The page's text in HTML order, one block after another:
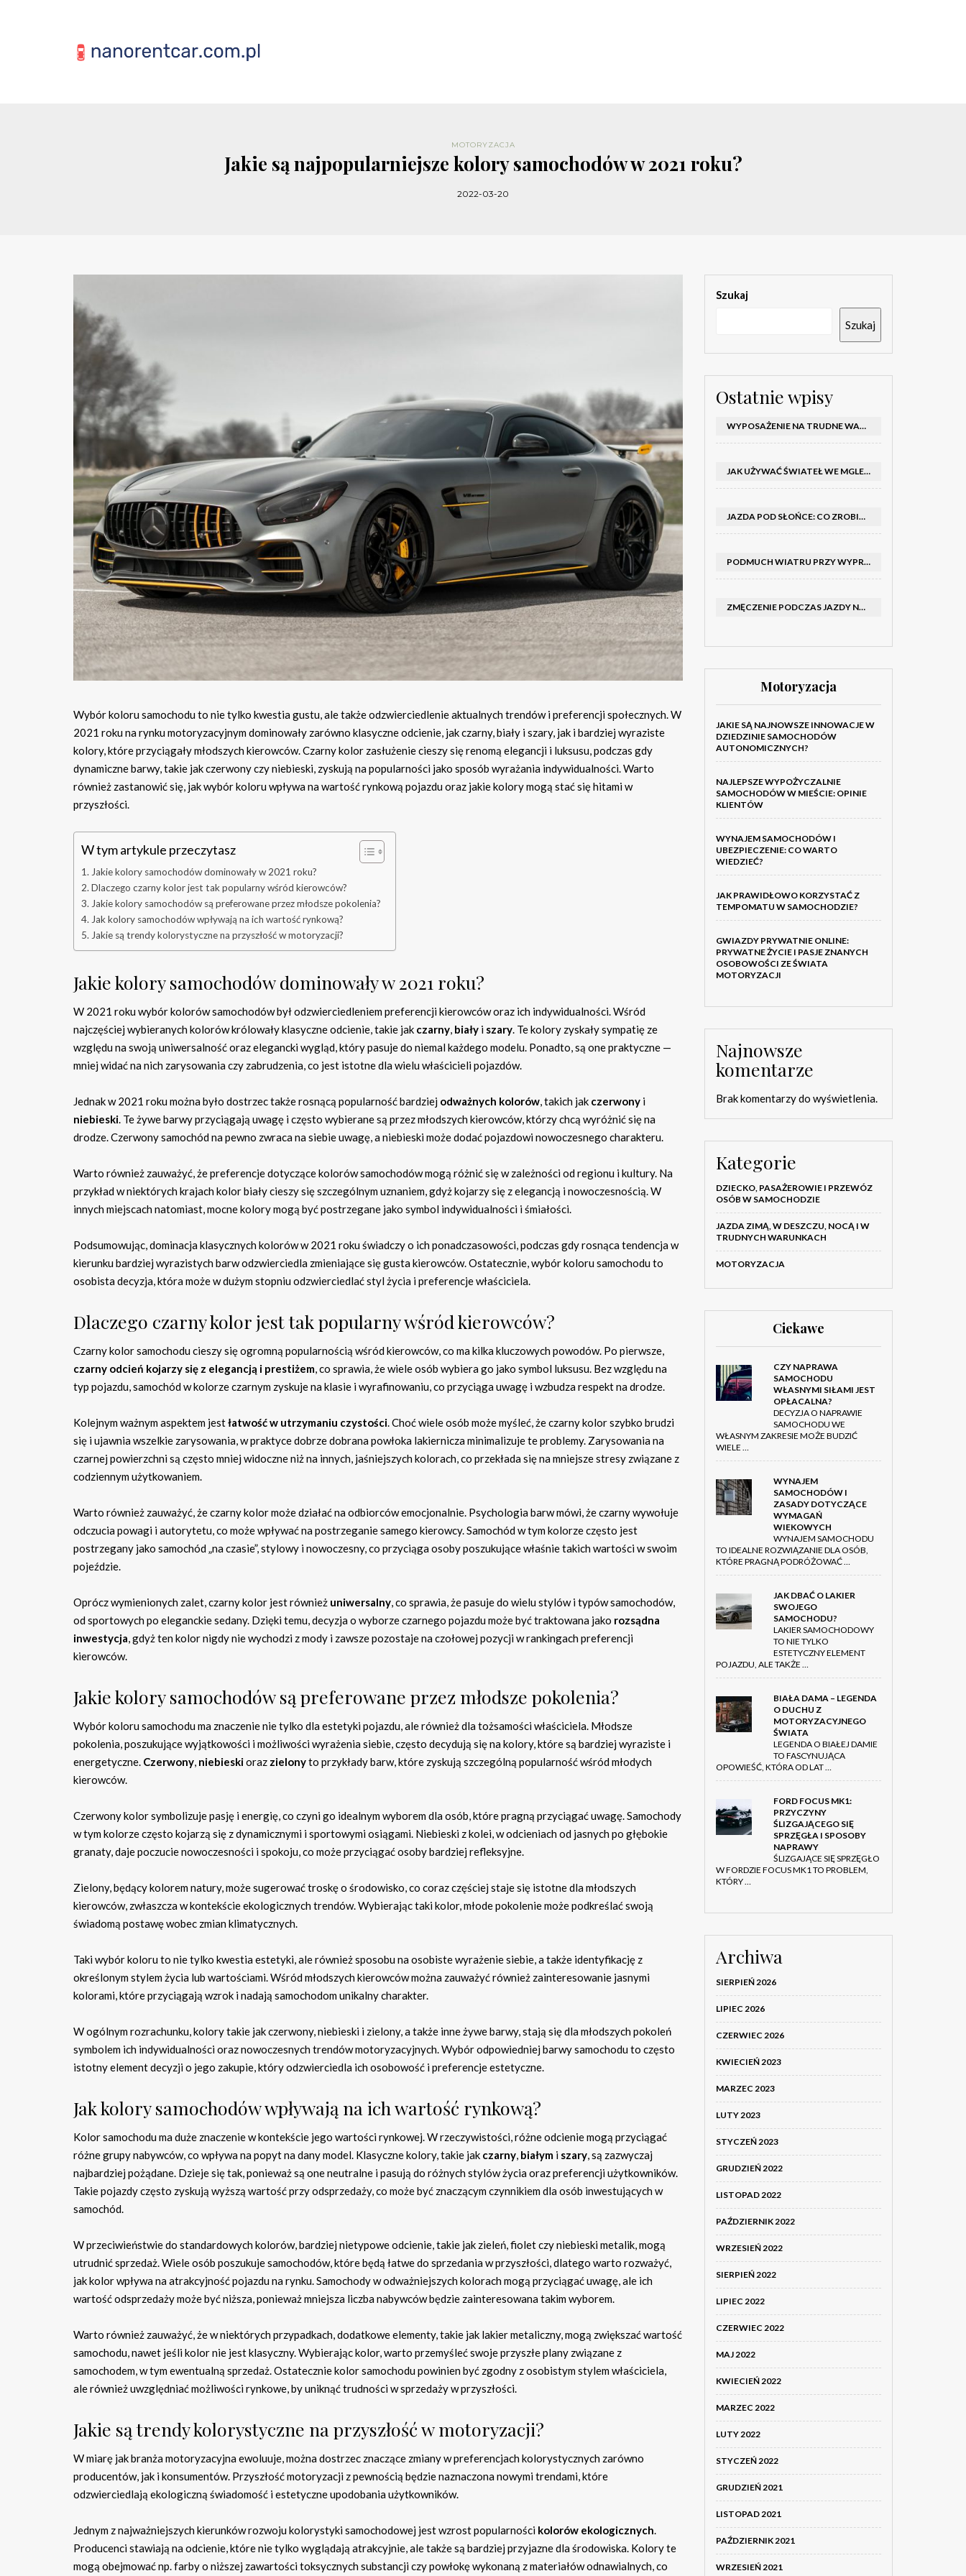
MOTORYZACJA
Jakie są najpopularniejsze kolory samochodów w 2021 roku?
2022-03-20
Wybór koloru samochodu to nie tylko kwestia gustu, ale także odzwierciedlenie aktualnych trendów i preferencji społecznych. W
2021 roku na rynku motoryzacyjnym dominowały zarówno klasyczne odcienie, jak czarny, biały i szary, jak i bardziej wyraziste
kolory, które przyciągały młodszych kierowców. Czarny kolor zasłużenie cieszy się renomą elegancji i luksusu, podczas gdy
dynamiczne barwy, takie jak czerwony czy niebieski, zyskują na popularności jako sposób wyrażania indywidualności. Warto
również zastanowić się, jak wybór koloru wpływa na wartość rynkową pojazdu oraz jakie kolory mogą stać się hitami w
przyszłości.
W tym artykule przeczytasz
Jakie kolory samochodów dominowały w 2021 roku?
Dlaczego czarny kolor jest tak popularny wśród kierowców?
Jakie kolory samochodów są preferowane przez młodsze pokolenia?
Jak kolory samochodów wpływają na ich wartość rynkową?
Jakie są trendy kolorystyczne na przyszłość w motoryzacji?
Jakie kolory samochodów dominowały w 2021 roku?
W 2021 roku wybór kolorów samochodów był odzwierciedleniem preferencji kierowców oraz ich indywidualności. Wśród
najczęściej wybieranych kolorów królowały klasyczne odcienie, takie jak czarny, biały i szary. Te kolory zyskały sympatię ze
względu na swoją uniwersalność oraz elegancki wygląd, który pasuje do niemal każdego modelu. Ponadto, są one praktyczne —
mniej widać na nich zarysowania czy zabrudzenia, co jest istotne dla wielu właścicieli pojazdów.
Jednak w 2021 roku można było dostrzec także rosnącą popularność bardziej odważnych kolorów, takich jak czerwony i
niebieski. Te żywe barwy przyciągają uwagę i często wybierane są przez młodszych kierowców, którzy chcą wyróżnić się na
drodze. Czerwony samochód na pewno zwraca na siebie uwagę, a niebieski może dodać pojazdowi nowoczesnego charakteru.
Warto również zauważyć, że preferencje dotyczące kolorów samochodów mogą różnić się w zależności od regionu i kultury. Na
przykład w niektórych krajach kolor biały cieszy się szczególnym uznaniem, gdyż kojarzy się z elegancją i nowoczesnością. W
innych miejscach natomiast, mocne kolory mogą być postrzegane jako symbol indywidualności i śmiałości.
Podsumowując, dominacja klasycznych kolorów w 2021 roku świadczy o ich ponadczasowości, podczas gdy rosnąca tendencja w
kierunku bardziej wyrazistych barw odzwierciedla zmieniające się gusta kierowców. Ostatecznie, wybór koloru samochodu to
osobista decyzja, która może w dużym stopniu odzwierciedlać styl życia i preferencje właściciela.
Dlaczego czarny kolor jest tak popularny wśród kierowców?
Czarny kolor samochodu cieszy się ogromną popularnością wśród kierowców, co ma kilka kluczowych powodów. Po pierwsze,
czarny odcień kojarzy się z elegancją i prestiżem, co sprawia, że wiele osób wybiera go jako symbol luksusu. Bez względu na
typ pojazdu, samochód w kolorze czarnym zyskuje na klasie i wyrafinowaniu, co przyciąga uwagę i wzbudza respekt na drodze.
Kolejnym ważnym aspektem jestłatwość w utrzymaniu czystości. Choć wiele osób może myśleć, że czarny kolor szybko brudzi
się i ujawnia wszelkie zarysowania, w praktyce dobrze dobrana powłoka lakiernicza minimalizuje te problemy. Zarysowania na
czarnej powierzchni są często mniej widoczne niż na innych, jaśniejszych kolorach, co przekłada się na mniejsze stresy związane z
codziennym użytkowaniem.
Warto również zauważyć, że czarny kolor może działać na odbiorców emocjonalnie. Psychologia barw mówi, że czarny wywołuje
odczucia powagi i autorytetu, co może wpływać na postrzeganie samego kierowcy. Samochód w tym kolorze często jest
postrzegany jako samochód „na czasie”, stylowy i nowoczesny, co przyciąga osoby poszukujące właśnie takich wartości w swoim
pojeździe.
Oprócz wymienionych zalet, czarny kolor jest również uniwersalny, co sprawia, że pasuje do wielu stylów i typów samochodów,
od sportowych po eleganckie sedany. Dzięki temu, decyzja o wyborze czarnego pojazdu może być traktowana jako rozsądna
inwestycja, gdyż ten kolor nigdy nie wychodzi z mody i zawsze pozostaje na czołowej pozycji w rankingach preferencji
kierowców.
Jakie kolory samochodów są preferowane przez młodsze pokolenia?
Wybór koloru samochodu ma znaczenie nie tylko dla estetyki pojazdu, ale również dla tożsamości właściciela. Młodsze
pokolenia, poszukujące wyjątkowości i możliwości wyrażenia siebie, często decydują się na kolory, które są bardziej wyraziste i
energetyczne. Czerwony, niebieskioraz zielonyto przykłady barw, które zyskują szczególną popularność wśród młodych
kierowców.
Czerwony kolor symbolizuje pasję i energię, co czyni go idealnym wyborem dla osób, które pragną przyciągać uwagę. Samochody
w tym kolorze często kojarzą się z dynamicznymi i sportowymi osiągami. Niebieski z kolei, w odcieniach od jasnych po głębokie
granaty, daje poczucie nowoczesności i spokoju, co może przyciągać osoby bardziej refleksyjne.
Zielony, będący kolorem natury, może sugerować troskę o środowisko, co coraz częściej staje się istotne dla młodszych
kierowców, zwłaszcza w kontekście ekologicznych trendów. Wybierając taki kolor, młode pokolenie może podkreślać swoją
świadomą postawę wobec zmian klimatycznych.
Taki wybór koloru to nie tylko kwestia estetyki, ale również sposobu na osobiste wyrażenie siebie, a także identyfikację z
określonym stylem życia lub wartościami. Wśród młodszych kierowców można zauważyć również zainteresowanie jasnymi
kolorami, które przyciągają wzrok i nadają samochodom unikalny charakter.
W ogólnym rozrachunku, kolory takie jak czerwony, niebieski i zielony, a także inne żywe barwy, stają się dla młodszych pokoleń
symbolem ich indywidualności oraz nowoczesnych trendów motoryzacyjnych. Wybór odpowiedniej barwy samochodu to często
istotny element decyzji o jego zakupie, który odzwierciedla ich osobowość i preferencje estetyczne.
Jak kolory samochodów wpływają na ich wartość rynkową?
Kolor samochodu ma duże znaczenie w kontekście jego wartości rynkowej. W rzeczywistości, różne odcienie mogą przyciągać
różne grupy nabywców, co wpływa na popyt na dany model. Klasyczne kolory, takie jak czarny, białym i szary, są zazwyczaj
najbardziej pożądane. Dzieje się tak, ponieważ są one neutralne i pasują do różnych stylów życia oraz preferencji użytkowników.
Takie pojazdy często zyskują wyższą wartość przy odsprzedaży, co może być znaczącym czynnikiem dla osób inwestujących w
samochód.
W przeciwieństwie do standardowych kolorów, bardziej nietypowe odcienie, takie jak zieleń, fiolet czy niebieski metalik, mogą
utrudnić sprzedaż. Wiele osób poszukuje samochodów, które będą łatwe do sprzedania w przyszłości, dlatego warto rozważyć,
jak kolor wpływa na atrakcyjność pojazdu na rynku. Samochody w odważniejszych kolorach mogą przyciągać uwagę, ale ich
wartość odsprzedaży może być niższa, ponieważ mniejsza liczba nabywców będzie zainteresowana takim wyborem.
Warto również zauważyć, że w niektórych przypadkach, dodatkowe elementy, takie jak lakier metaliczny, mogą zwiększać wartość
samochodu, nawet jeśli kolor nie jest klasyczny. Wybierając kolor, warto przemyśleć swoje przyszłe plany związane z
samochodem, w tym ewentualną sprzedaż. Ostatecznie kolor samochodu powinien być zgodny z osobistym stylem właściciela,
ale również uwzględniać możliwości rynkowe, by uniknąć trudności w sprzedaży w przyszłości.
Jakie są trendy kolorystyczne na przyszłość w motoryzacji?
W miarę jak branża motoryzacyjna ewoluuje, można dostrzec znaczące zmiany w preferencjach kolorystycznych zarówno
producentów, jak i konsumentów. Przyszłość motoryzacji z pewnością będzie naznaczona nowymi trendami, które
odzwierciedlają ekologiczną świadomość i estetyczne upodobania użytkowników.
Jednym z najważniejszych kierunków rozwoju kolorystyki samochodowej jest wzrost popularności kolorów ekologicznych.
Producenci stawiają na odcienie, które nie tylko wyglądają atrakcyjnie, ale także są bardziej przyjazne dla środowiska. Kolory te
mogą obejmować np. farby o niższej zawartości toksycznych substancji czy powłokę wykonaną z materiałów odnawialnych, co
Szukaj
Szukaj
Ostatnie wpisy
WYPOSAŻENIE NA TRUDNE WARUNKI W SAMOCHODZIE: CO MIEĆ ZIMĄ, W TRASIE I NA WYPADEK AWARII
JAK UŻYWAĆ ŚWIATEŁ WE MGLE – KIEDY WŁĄCZYĆ MIJANIA I PRZECIWMGIELNE ORAZ CZEGO NIE ROBIĆ
JAZDA POD SŁOŃCE: CO ZROBIĆ, BY OGRANICZYĆ OLŚNIENIE I POPRAWIĆ WIDOCZNOŚĆ
PODMUCH WIATRU PRZY WYPRZEDZANIU CIĘŻARÓWKI: JAK UTRZYMAĆ TOR JAZDY I OPANOWAĆ AUTO
ZMĘCZENIE PODCZAS JAZDY NOCĄ – PO JAKICH SYGNAŁACH ROZPOZNAĆ SENNOŚĆ ZA KIEROWNICĄ I KIEDY ZROBIĆ PRZERWĘ
Motoryzacja
JAKIE SĄ NAJNOWSZE INNOWACJE W
DZIEDZINIE SAMOCHODÓW
AUTONOMICZNYCH?
NAJLEPSZE WYPOŻYCZALNIE
SAMOCHODÓW W MIEŚCIE: OPINIE
KLIENTÓW
WYNAJEM SAMOCHODÓW I
UBEZPIECZENIE: CO WARTO
WIEDZIEĆ?
JAK PRAWIDŁOWO KORZYSTAĆ Z
TEMPOMATU W SAMOCHODZIE?
GWIAZDY PRYWATNIE ONLINE:
PRYWATNE ŻYCIE I PASJE ZNANYCH
OSOBOWOŚCI ZE ŚWIATA
MOTORYZACJI
Najnowsze
komentarze
Brak komentarzy do wyświetlenia.
Kategorie
DZIECKO, PASAŻEROWIE I PRZEWÓZ
OSÓB W SAMOCHODZIE
JAZDA ZIMĄ, W DESZCZU, NOCĄ I W
TRUDNYCH WARUNKACH
MOTORYZACJA
Ciekawe
CZY NAPRAWA
SAMOCHODU
WŁASNYMI SIŁAMI JEST
OPŁACALNA?
DECYZJA O NAPRAWIE
SAMOCHODU WE
WŁASNYM ZAKRESIE MOŻE BUDZIĆ
WIELE …
WYNAJEM
SAMOCHODÓW I
ZASADY DOTYCZĄCE
WYMAGAŃ
WIEKOWYCH
WYNAJEM SAMOCHODU
TO IDEALNE ROZWIĄZANIE DLA OSÓB,
KTÓRE PRAGNĄ PODRÓŻOWAĆ …
JAK DBAĆ O LAKIER
SWOJEGO
SAMOCHODU?
LAKIER SAMOCHODOWY
TO NIE TYLKO
ESTETYCZNY ELEMENT
POJAZDU, ALE TAKŻE …
BIAŁA DAMA – LEGENDA
O DUCHU Z
MOTORYZACYJNEGO
ŚWIATA
LEGENDA O BIAŁEJ DAMIE
TO FASCYNUJĄCA
OPOWIEŚĆ, KTÓRA OD LAT …
FORD FOCUS MK1:
PRZYCZYNY
ŚLIZGAJĄCEGO SIĘ
SPRZĘGŁA I SPOSOBY
NAPRAWY
ŚLIZGAJĄCE SIĘ SPRZĘGŁO
W FORDZIE FOCUS MK1 TO PROBLEM,
KTÓRY …
Archiwa
SIERPIEŃ 2026
LIPIEC 2026
CZERWIEC 2026
KWIECIEŃ 2023
MARZEC 2023
LUTY 2023
STYCZEŃ 2023
GRUDZIEŃ 2022
LISTOPAD 2022
PAŹDZIERNIK 2022
WRZESIEŃ 2022
SIERPIEŃ 2022
LIPIEC 2022
CZERWIEC 2022
MAJ 2022
KWIECIEŃ 2022
MARZEC 2022
LUTY 2022
STYCZEŃ 2022
GRUDZIEŃ 2021
LISTOPAD 2021
PAŹDZIERNIK 2021
WRZESIEŃ 2021